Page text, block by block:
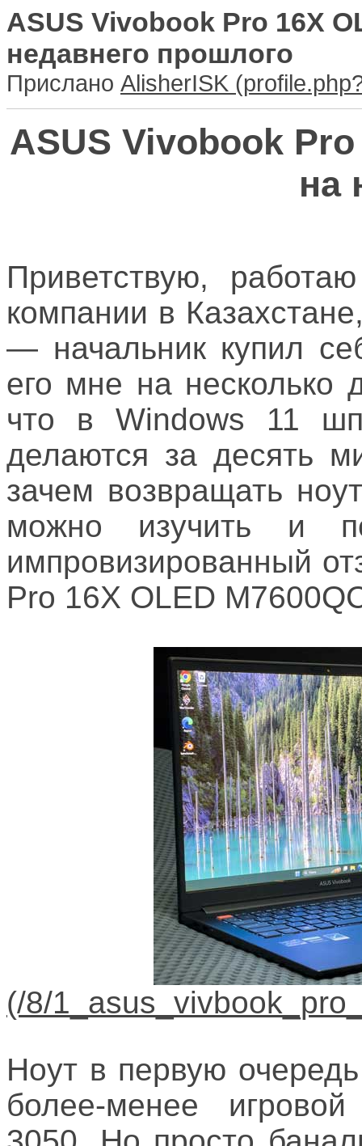
ASUS Vivobook Pro 16X
недавнего прошлого
Прислано AlisherISK
ASUS Vivobook
на
Приветствую,
компании в
— начальник купил
его мне на несколько
что в Windows 11
делаются за десять
зачем возвращать
можно изучить и
импровизированный
Pro 16X OLED
Ноут в первую
более-менее